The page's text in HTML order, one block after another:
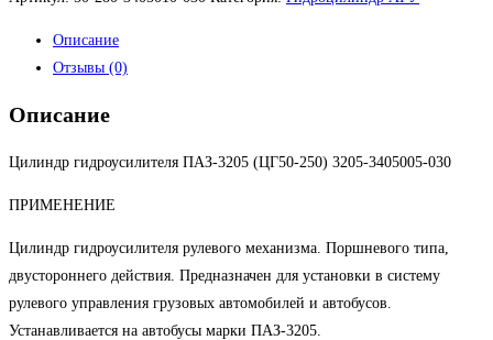
Описание
Отзывы (0)
Описание
Цилиндр гидроусилителя ПАЗ-3205 (ЦГ50-250) 3205-3405005-030
ПРИМЕНЕНИЕ
Цилиндр гидроусилителя рулевого механизма. Поршневого типа,
двустороннего действия. Предназначен для установки в систему
рулевого управления грузовых автомобилей и автобусов.
Устанавливается на автобусы марки ПАЗ-3205.